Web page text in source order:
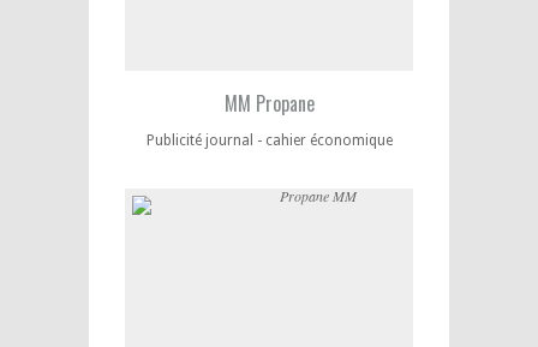
MM Propane
Publicité journal - cahier économique